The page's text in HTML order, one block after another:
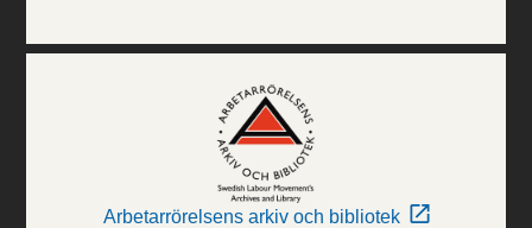
Arbetarrörelsens arkiv och bibliotek